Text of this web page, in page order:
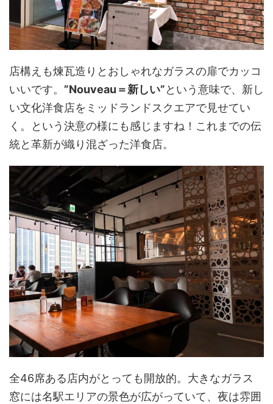
店構えも煉瓦造りとおしゃれなガラスの扉でカッコ
いいです。 ”Nouveau＝新しい”という意味で、新し
い文化洋食店をミッドランドスクエアで見せてい
く。という決意の様にも感じますね！これまでの伝
統と革新が織り混ざった洋食店。
全46席ある店内がとっても開放的。大きなガラス
窓には名駅エリアの景色が広がっていて、夜は雰囲